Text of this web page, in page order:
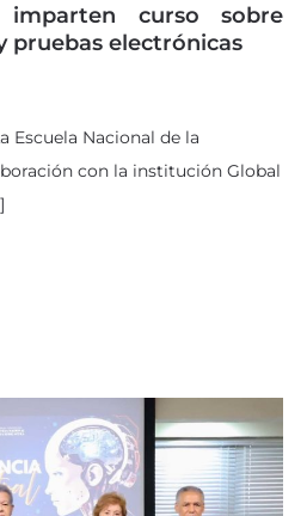
imparten curso sobre
pruebas electrónicas
Escuela Nacional de la
con la institución Global